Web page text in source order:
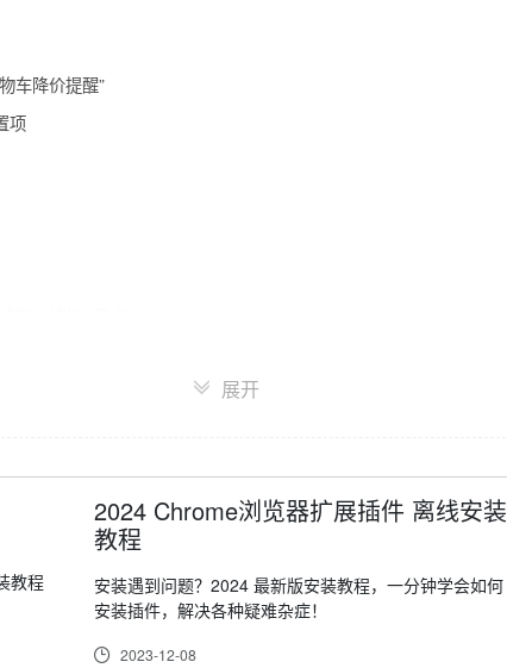
车降价提醒”
项
展开
2024 Chrome浏览器扩展插件 离线安装
教程
安装遇到问题？2024 最新版安装教程，一分钟学会如何
安装插件，解决各种疑难杂症！
2023-12-08